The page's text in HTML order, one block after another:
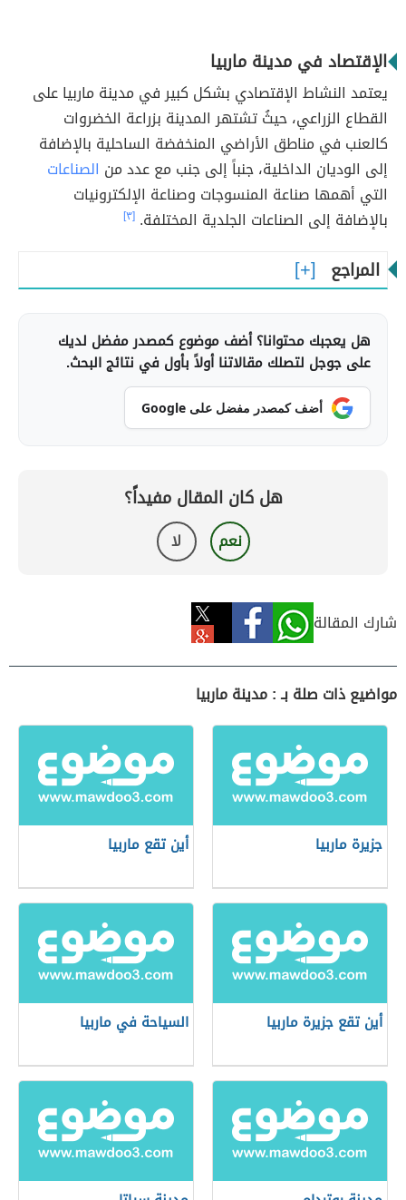
الإقتصاد في مدينة ماربيا
يعتمد النشاط الإقتصادي بشكل كبير في مدينة ماربيا على
القطاع الزراعي، حيثُ تشتهر المدينة بزراعة الخضروات
كالعنب في مناطق الأراضي المنخفضة الساحلية بالإضافة
إلى الوديان الداخلية، جنباً إلى جنب مع عدد من الصناعات
التي أهمها صناعة المنسوجات وصناعة الإلكترونيات
بالإضافة إلى الصناعات الجلدية المختلفة. [٣]
المراجع
هل يعجبك محتوانا؟ أضف موضوع كمصدر مفضل لديك
على جوجل لتصلك مقالاتنا أولاً بأول في نتائج البحث.
أضف كمصدر مفضل على Google
هل كان المقال مفيداً؟
نعم لا
شارك المقالة
مواضيع ذات صلة بـ : مدينة ماربيا
جزيرة ماربيا أين تقع ماربيا
أين تقع جزيرة ماربيا السياحة في ماربيا